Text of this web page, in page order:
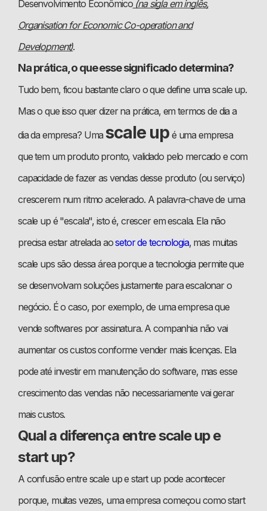
Desenvolvimento Econômico(na sigla em inglês,
Organisation for Economic Co-operation and
Development).
Na prática, o que esse significado determina?
Tudo bem, ficou bastante claro o que define uma scale up.
Mas o que isso quer dizer na prática, em termos de dia a
dia da empresa? Umascale up é uma empresa
que tem um produto pronto, validado pelo mercado e com
capacidade de fazer as vendas desse produto (ou serviço)
crescerem num ritmo acelerado. A palavra-chave de uma
scale up é "escala", isto é, crescer em escala. Ela não
precisa estar atrelada aosetor de tecnologia, mas muitas
scale ups são dessa área porque a tecnologia permite que
se desenvolvam soluções justamente para escalonar o
negócio. É o caso, por exemplo, de uma empresa que
vende softwares por assinatura. A companhia não vai
aumentar os custos conforme vender mais licenças. Ela
pode até investir em manutenção do software, mas esse
crescimento das vendas não necessariamente vai gerar
mais custos.
Qual a diferença entre scale up e
start up?
A confusão entre scale up e start up pode acontecer
porque, muitas vezes, uma empresa começou como start